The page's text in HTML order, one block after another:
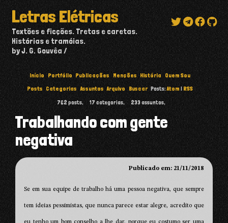
Letras Elétricas
Textões e ficções. Tretas e caretas.
Histórias e tramóias.
by J. G. Gouvêa
Início Portfólio Publicações Menções História
Quem Sou
Posts Categorias Assuntos Arquivo Buscar Posts:Atom | RSS
762 posts, 17 categorias, 233assuntos,
Trabalhando com gente
negativa
Publicado em: 21/11/2018
Se em sua equipe de trabalho há uma pessoa negativa, que sempre
tem ideias pessimistas, que nunca parece estar alegre, acredito que